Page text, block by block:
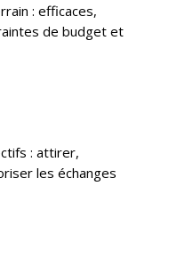
: efficaces,
de budget et
: attirer,
les échanges